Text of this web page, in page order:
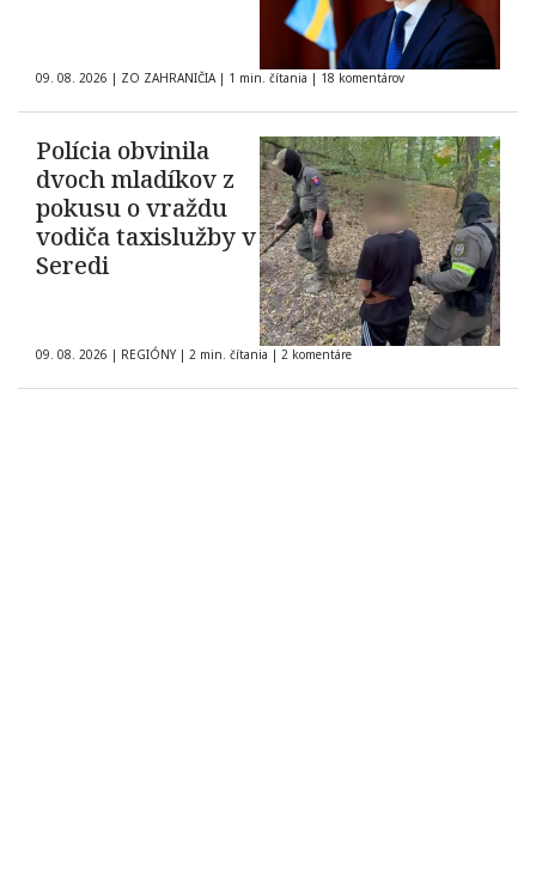
09. 08. 2026 | ZO ZAHRANIČIA | 1 min. čítania | 18 komentárov
Polícia obvinila
dvoch mladíkov z
pokusu o vraždu
vodiča taxislužby v
Seredi
09. 08. 2026 | REGIÓNY | 2 min. čítania | 2 komentáre